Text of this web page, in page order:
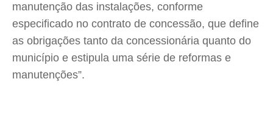
manutenção das instalações, conforme
especificado no contrato de concessão, que define
as obrigações tanto da concessionária quanto do
município e estipula uma série de reformas e
manutenções”.